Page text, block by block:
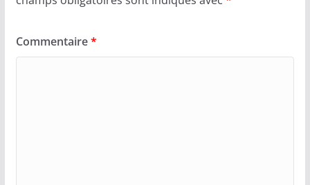
Commentaire*